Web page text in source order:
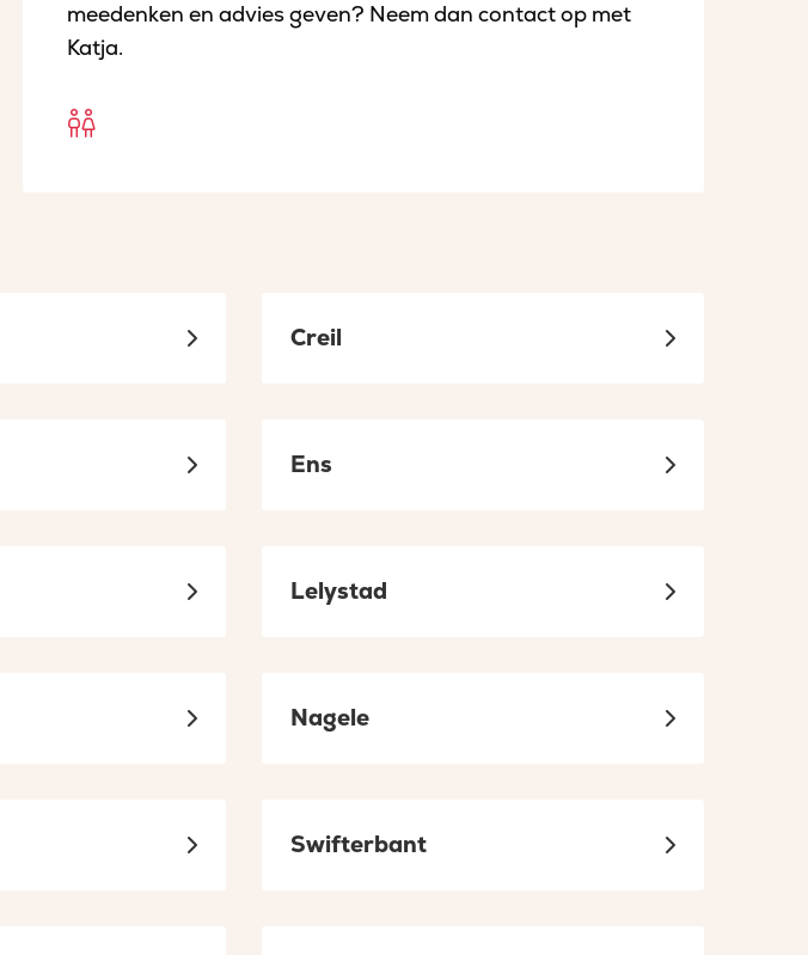
meedenken en advies geven? Neem dan contact op met
Katja.
Open
Creil
Ens
Lelystad
Nagele
Swifterbant